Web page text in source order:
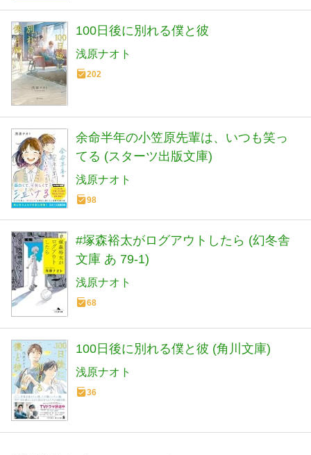
100日後に別れる僕と彼
浅原ナオト
202
余命半年の小笠原先輩は、いつも笑っ
てる (スターツ出版文庫)
浅原ナオト
98
#塚森裕太がログアウトしたら (幻冬舎
文庫 あ 79-1)
浅原ナオト
68
100日後に別れる僕と彼 (角川文庫)
浅原ナオト
36